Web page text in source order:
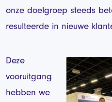
onze doelgroep steeds
resulteerde in nieuwe
Deze
vooruitgang
hebben we